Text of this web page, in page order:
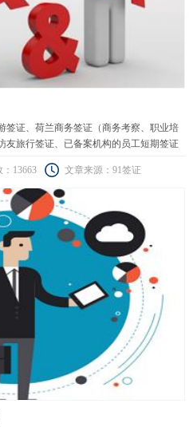
签证、荷兰商务签证（商务考察、职业培
友旅行签证、已备案机构的员工短期签证
13663 文章来源：91签证